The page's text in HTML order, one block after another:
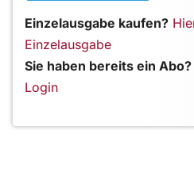
Einzelausgabe kaufen?
Einzelausgabe
Sie haben bereits ein Abo?
Login